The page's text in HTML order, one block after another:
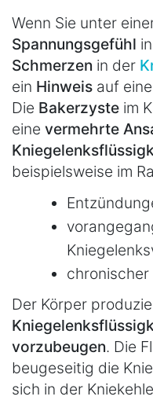
Wenn Sie unter
Spannungsgefühl
Schmerzen in der
ein Hinweis auf eine
Die Bakerzyste im
eine vermehrte
beispielsweise im
Der Körper
vorzubeugen. Die
beugeseitig die
sich in der